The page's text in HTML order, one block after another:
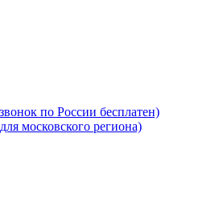
по России бесплатен)
московского региона)